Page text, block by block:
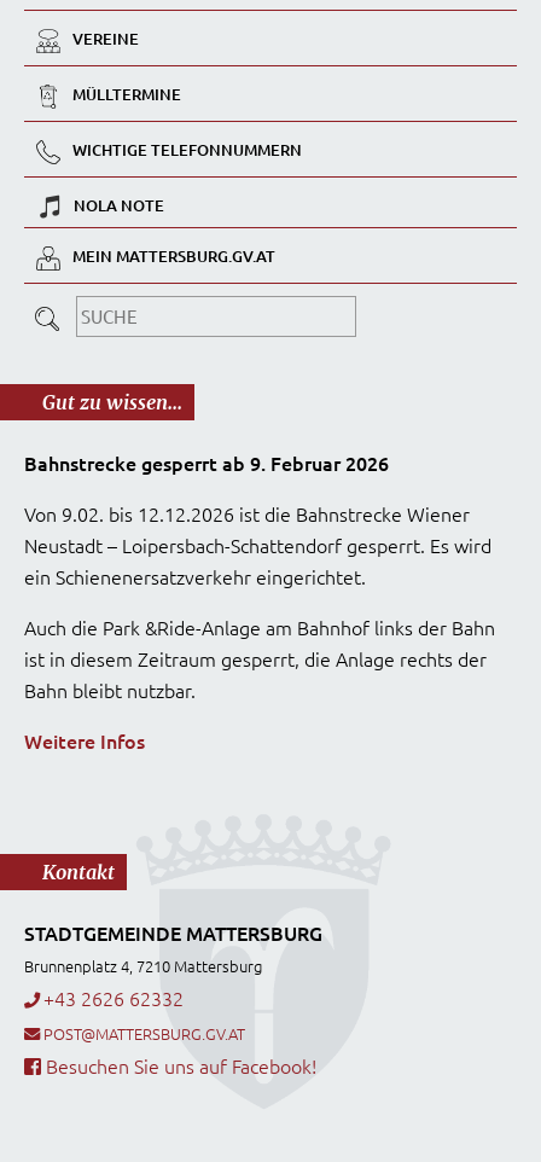
VEREINE
MÜLLTERMINE
WICHTIGE TELEFONNUMMERN
NOLA NOTE
MEIN MATTERSBURG.GV.AT
Gut zu wissen...
Bahnstrecke gesperrt ab 9. Februar 2026
Von 9.02. bis 12.12.2026 ist die Bahnstrecke Wiener
Neustadt – Loipersbach-Schattendorf gesperrt. Es wird
ein Schienenersatzverkehr eingerichtet.
Auch die Park &Ride-Anlage am Bahnhof links der Bahn
ist in diesem Zeitraum gesperrt, die Anlage rechts der
Bahn bleibt nutzbar.
Weitere Infos
Kontakt
STADTGEMEINDE MATTERSBURG
Brunnenplatz 4, 7210 Mattersburg
+43 2626 62332
POST@MATTERSBURG.GV.AT
Besuchen Sie uns auf Facebook!